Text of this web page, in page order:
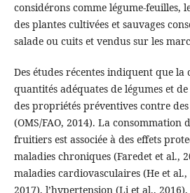
considérons comme légume-feuilles,
des plantes cultivées et sauvages
salade ou cuits et vendus sur les
Des études récentes indiquent que la
quantités adéquates de légumes et
des propriétés préventives contre
(OMS/FAO, 2014). La consommation
fruitiers est associée à des effets
maladies chroniques (Faredet et al.,
maladies cardiovasculaires (He et
2017), l’hypertension (Li et al.,